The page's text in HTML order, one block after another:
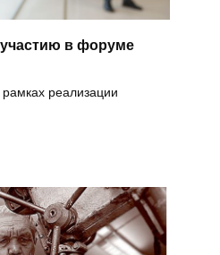
в форуме
реализации